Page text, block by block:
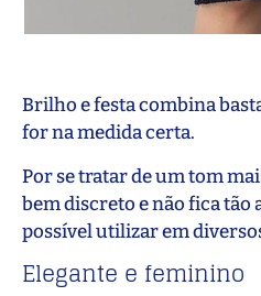
Brilho e festa combina
for na medida certa.
Por se tratar de um tom
bem discreto e não fica tão
possível utilizar em
Elegante e feminino